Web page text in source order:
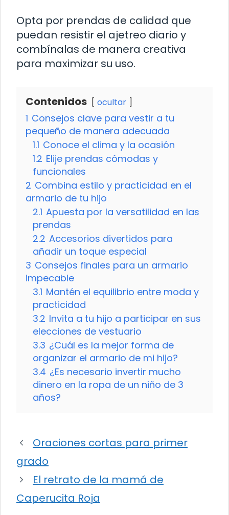
Opta por prendas de calidad que
puedan resistir el ajetreo diario y
combínalas de manera creativa
para maximizar su uso.
Contenidos ocultar
1 Consejos clave para vestir a tu
pequeño de manera adecuada
1.1 Conoce el clima y la ocasión
1.2 Elije prendas cómodas y
funcionales
2 Combina estilo y practicidad en el
armario de tu hijo
2.1 Apuesta por la versatilidad en las
prendas
2.2 Accesorios divertidos para
añadir un toque especial
3 Consejos finales para un armario
impecable
3.1 Mantén el equilibrio entre moda y
practicidad
3.2 Invita a tu hijo a participar en sus
elecciones de vestuario
3.3 ¿Cuál es la mejor forma de
organizar el armario de mi hijo?
3.4 ¿Es necesario invertir mucho
dinero en la ropa de un niño de 3
años?
Oraciones cortas para primer
grado
El retrato de la mamá de
Caperucita Roja